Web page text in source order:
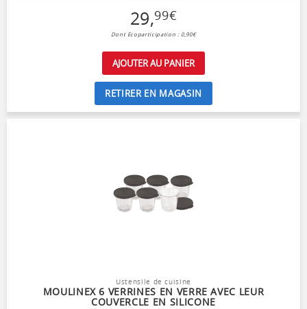
29,99€
Dont Ecoparticipation : 0,90€
AJOUTER AU PANIER
RETIRER EN MAGASIN
Ustensile de cuisine
MOULINEX 6 VERRINES EN VERRE AVEC LEUR
COUVERCLE EN SILICONE